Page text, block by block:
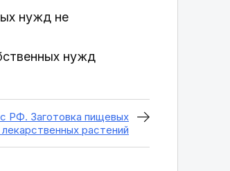
нужд не
нужд
РФ. Заготовка пищевых
растений